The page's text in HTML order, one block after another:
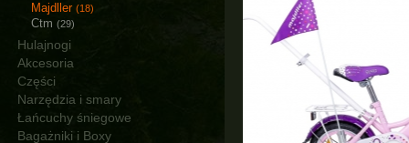
Majdller (18)
Ctm (29)
Hulajnogi
Akcesoria
Części
Narzędzia i smary
Łańcuchy śniegowe
Bagażniki i Boxy